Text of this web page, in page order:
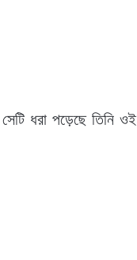
ধরা পড়েছে তিনি ওই